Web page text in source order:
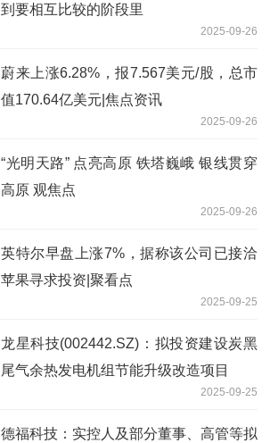
到要相互比较的阶段里
2025-09-26
蔚来上涨6.28%，报7.567美元/股，总市
值170.64亿美元|焦点资讯
2025-09-26
“光明天路” 点亮高原 铁塔巍峨 银线贯穿
高原 观焦点
2025-09-26
英特尔早盘上涨7%，据称该公司已接洽
苹果寻求投资|聚看点
2025-09-25
龙星科技(002442.SZ)：拟投资建设炭黑
尾气余热发电机组节能升级改造项目
2025-09-25
德福科技：实控人及部分董事、高管等拟